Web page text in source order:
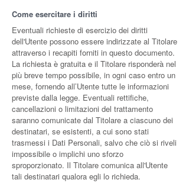
Come esercitare i diritti
Eventuali richieste di esercizio dei diritti
dell'Utente possono essere indirizzate al Titolare
attraverso i recapiti forniti in questo documento.
La richiesta è gratuita e il Titolare risponderà nel
più breve tempo possibile, in ogni caso entro un
mese, fornendo all’Utente tutte le informazioni
previste dalla legge. Eventuali rettifiche,
cancellazioni o limitazioni del trattamento
saranno comunicate dal Titolare a ciascuno dei
destinatari, se esistenti, a cui sono stati
trasmessi i Dati Personali, salvo che ciò si riveli
impossibile o implichi uno sforzo
sproporzionato. Il Titolare comunica all'Utente
tali destinatari qualora egli lo richieda.